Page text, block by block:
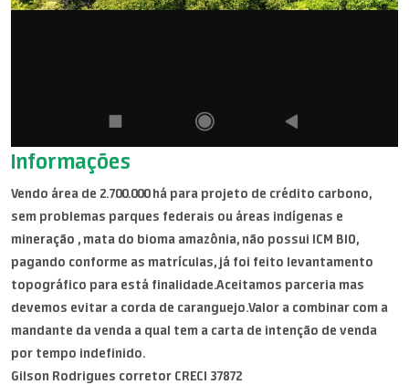
Informações
Vendo área de 2.700.000 há para projeto de crédito carbono,
sem problemas parques federais ou áreas indígenas e
mineração , mata do bioma amazônia, não possui ICM BIO,
pagando conforme as matrículas, já foi feito levantamento
topográfico para está finalidade.Aceitamos parceria mas
devemos evitar a corda de caranguejo.Valor a combinar com a
mandante da venda a qual tem a carta de intenção de venda
por tempo indefinido.
Gilson Rodrigues corretor CRECI 37872